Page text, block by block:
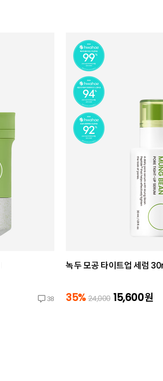
38
녹두 모공 타이트업 세럼
35% 24,000 15,600원